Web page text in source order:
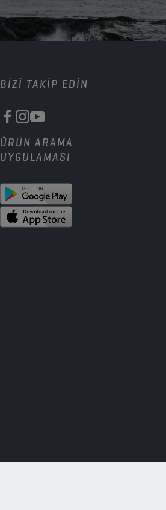
BIZI TAKIP EDIN
ÜRÜN ARAMA
UYGULAMASI